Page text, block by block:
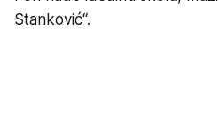
Stanković“.